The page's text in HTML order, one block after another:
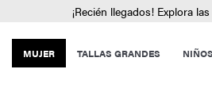
¡Recién llegados! Explora
MUJER TALLAS GRANDES NIÑOS